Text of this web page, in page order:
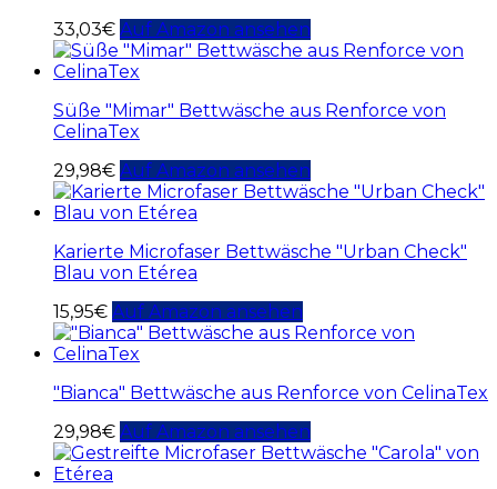
33,03€ Auf Amazon ansehen
Süße "Mimar" Bettwäsche aus Renforce von
CelinaTex
29,98€ Auf Amazon ansehen
Karierte Microfaser Bettwäsche "Urban Check"
Blau von Etérea
15,95€ Auf Amazon ansehen
"Bianca" Bettwäsche aus Renforce von CelinaTex
29,98€ Auf Amazon ansehen